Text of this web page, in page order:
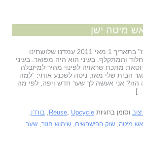
מיטה ישן
פורסם לראשונה ב"תפוז" בתאריך 1 מאי 2011 עמדנו שלושתינו
והמתקלף. בעיני הוא היה מפואר. בעיני
מתכת שראויה לפינוי מהיר למיזבלה
הבית שלי מאז, ניסה לשכנע אותי: “למה
אני אעשה לך שער חדש ויפה, לפי מה
וסומן בתגיות Reuse, Upcycle
, בורדו,
מיטה, שוק הפישפשים, שימוש חוזר, שער